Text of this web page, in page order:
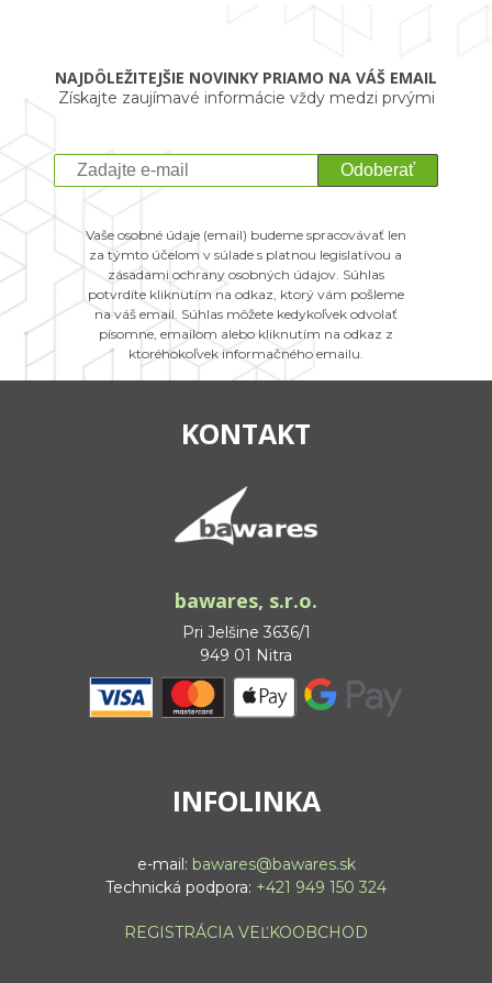
NAJDÔLEŽITEJŠIE NOVINKY PRIAMO NA VÁŠ EMAIL
Získajte zaujímavé informácie vždy medzi prvými
Odoberať
Vaše osobné údaje (email) budeme spracovávať len
za týmto účelom v súlade s platnou legislatívou a
zásadami ochrany osobných údajov. Súhlas
potvrdíte kliknutím na odkaz, ktorý vám pošleme
na váš email. Súhlas môžete kedykoľvek odvolať
písomne, emailom alebo kliknutím na odkaz z
ktoréhokoľvek informačného emailu.
KONTAKT
bawares, s.r.o.
Pri Jelšine 3636/1
949 01 Nitra
INFOLINKA
e-mail: bawares@bawares.sk
Technická podpora: +421 949 150 324
REGISTRÁCIA VEĽKOOBCHOD